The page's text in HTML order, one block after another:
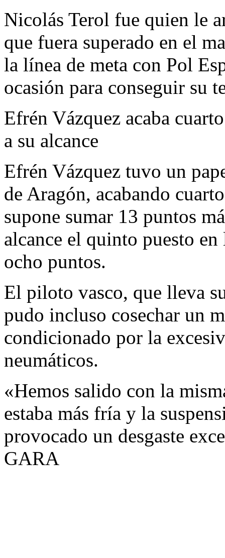
Nicolás Terol fue quien le
que fuera superado en el
la línea de meta con Pol
ocasión para conseguir su
Efrén Vázquez acaba
a su alcance
Efrén Vázquez tuvo un
de Aragón, acabando
supone sumar 13 puntos
alcance el quinto puesto
ocho puntos.
El piloto vasco, que lleva
pudo incluso cosechar un
condicionado por la
neumáticos.
«Hemos salido con la
estaba más fría y la
provocado un desgaste
GARA